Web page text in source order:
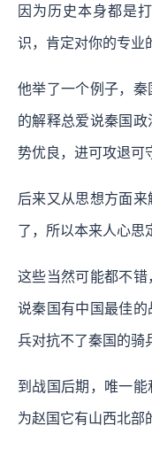
因为历史本身都是
识，肯定对你的专业
他举了一个例子，
的解释总爱说秦国
势优良，进可攻退可
后来又从思想方面
了，所以本来人心思
这些当然可能都不
说秦国有中国最佳
兵对抗不了秦国的骑
到战国后期，唯一
为赵国它有山西北部